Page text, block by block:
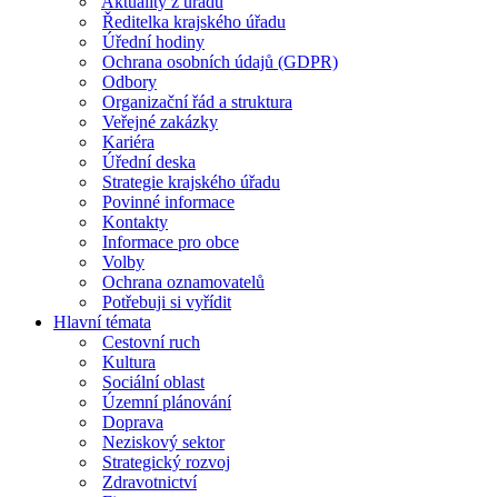
Ředitelka krajského úřadu
Úřední hodiny
Ochrana osobních údajů (GDPR)
Odbory
Organizační řád a struktura
Veřejné zakázky
Kariéra
Úřední deska
Strategie krajského úřadu
Povinné informace
Kontakty
Informace pro obce
Volby
Ochrana oznamovatelů
Potřebuji si vyřídit
Hlavní témata
Cestovní ruch
Kultura
Sociální oblast
Územní plánování
Doprava
Neziskový sektor
Strategický rozvoj
Zdravotnictví